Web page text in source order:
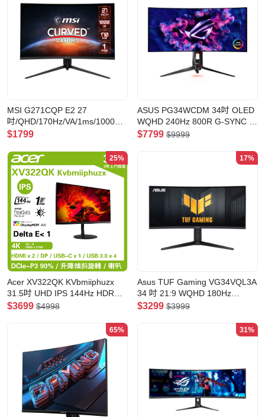
MSI G271CQP E2 27
吋/QHD/170Hz/VA/1ms/1000R/
可調升降 曲面電競顯示器
$1799
ASUS PG34WCDM 34吋 OLED
WQHD 240Hz 800R G-SYNC 曲
面電競顯示器
$7799 $9999
25%
Acer XV322QK KVbmiiphuzx
31.5吋 UHD IPS 144Hz HDR
1ms 電競顯示器
$3699 $4998
17%
Asus TUF Gaming VG34VQL3A
34 吋 21:9 WQHD 180Hz
1500R HDR 400 曲面電競顯示
$3299 $3999
65% 31%